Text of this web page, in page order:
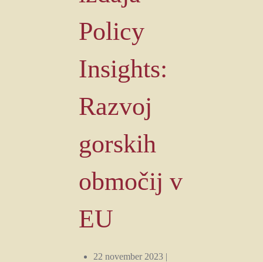
Policy
Insights:
Razvoj
gorskih
območij v
EU
22 november 2023 |